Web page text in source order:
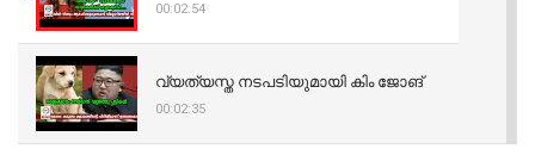
00:02:54
വ്യത്യസ്ത നടപടിയുമായി കിം ജോങ്
00:02:35